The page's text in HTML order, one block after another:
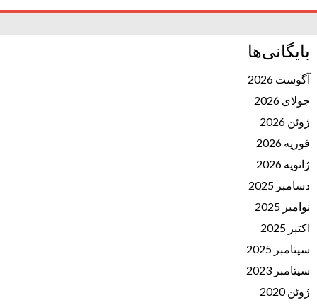
بایگانی‌ها
آگوست 2026
جولای 2026
ژوئن 2026
فوریه 2026
ژانویه 2026
دسامبر 2025
نوامبر 2025
اکتبر 2025
سپتامبر 2025
سپتامبر 2023
ژوئن 2020